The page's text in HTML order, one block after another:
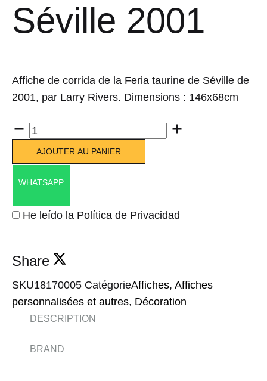
Séville 2001
Affiche de corrida de la Feria taurine de Séville de
2001, par Larry Rivers. Dimensions : 146x68cm
Quantité
AJOUTER AU PANIER
WHATSAPP
He leído la Política de Privacidad
Share
SKU18170005 CatégorieAffiches, Affiches
personnalisées et autres, Décoration
DESCRIPTION
BRAND